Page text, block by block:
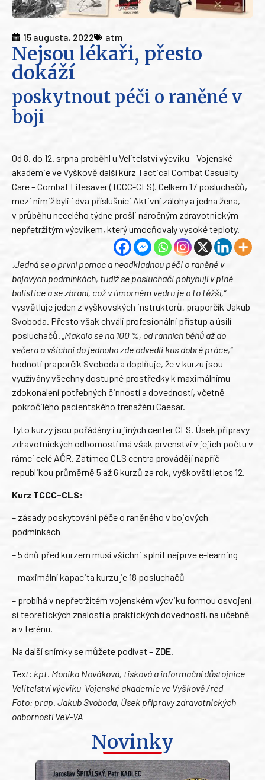
15 augusta, 2022 atm
Nejsou lékaři, přesto
dokáží
poskytnout péči o raněné v
boji
Od 8. do 12. srpna proběhl u Velitelství výcviku - Vojenské
akademie ve Vyškově další kurz Tactical Combat Casualty
Care – Combat Lifesaver (TCCC-CLS). Celkem 17 posluchačů,
mezi nimiž byli i dva příslušníci Aktivní zálohy a jedna žena,
v průběhu necelého týdne prošli náročným zdravotnickým
nepřetržitým výcvikem, který umocňovaly vysoké teploty.
„Jedná se o první pomoc a neodkladnou péči o raněné v
bojových podmínkách, tudíž se posluchači pohybují v plné
balistice a se zbraní, což v úmorném vedru je o to těžší,“
vysvětluje jeden z vyškovských instruktorů, praporčík Jakub
Svoboda. Přesto však chválí profesionální přístup a úsilí
posluchačů. „Makalo se na 100 %, od ranních běhů až do
večera a všichni do jednoho zde odvedli kus dobré práce,“
hodnotí praporčík Svoboda a doplňuje, že v kurzu jsou
využívány všechny dostupné prostředky k maximálnímu
zdokonalení potřebných činností a dovedností, včetně
pokročilého pacientského trenažéru Caesar.
Tyto kurzy jsou pořádány i u jiných center CLS. Úsek přípravy
zdravotnických odborností má však prvenství v jejich počtu v
rámci celé AČR. Zatímco CLS centra provádějí napříč
republikou průměrně 5 až 6 kurzů za rok, vyškovští letos 12.
Kurz TCCC-CLS:
– zásady poskytování péče o raněného v bojových
podmínkách
– 5 dnů před kurzem musí všichni splnit nejprve e-learning
– maximální kapacita kurzu je 18 posluchačů
– probíhá v nepřetržitém vojenském výcviku formou osvojení
si teoretických znalostí a praktických dovedností, na učebně
a v terénu.
Na další snímky se můžete podívat – ZDE.
Text: kpt. Monika Nováková, tisková a informační důstojnice
Velitelství výcviku-Vojenské akademie ve Vyškově /red
Foto: prap. Jakub Svoboda, Úsek přípravy zdravotnických
odborností VeV-VA
Novinky